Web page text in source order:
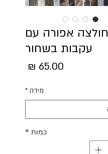
חולצה אפורה עם
עקבות בשחור
מידה *
כמות *